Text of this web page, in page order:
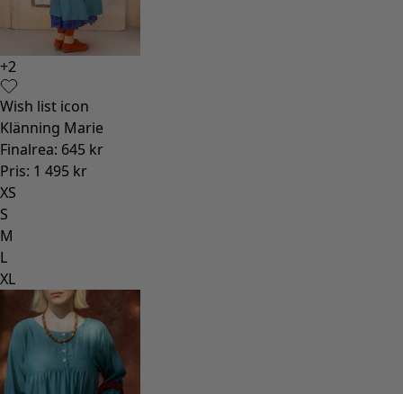
+2
Wish list icon
Klänning Marie
Finalrea: 645 kr
Pris: 1 495 kr
XS
S
M
L
XL